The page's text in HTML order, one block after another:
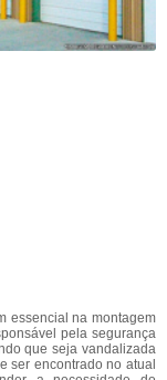
essencial na montagem
pela segurança
que seja vandalizada
ser encontrado no atual